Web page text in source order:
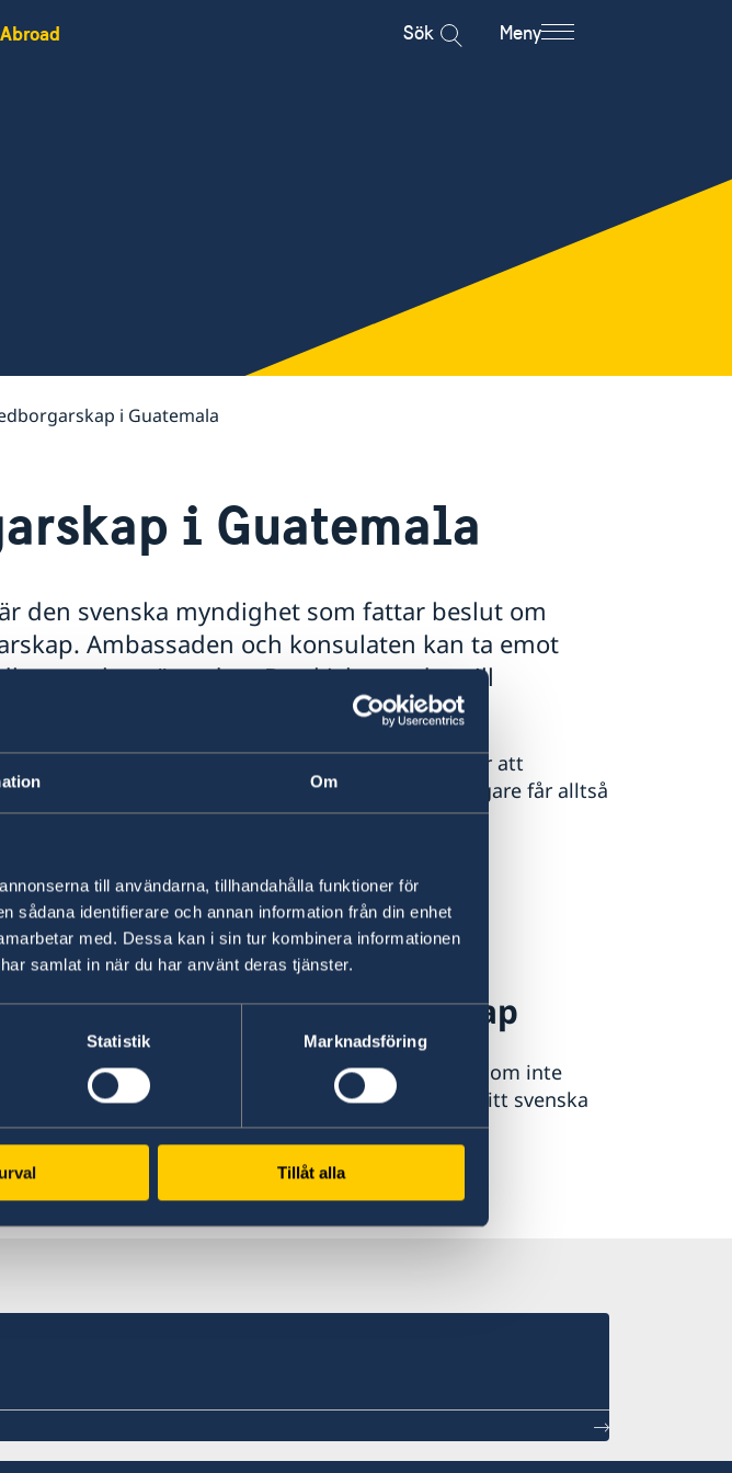
Om
till användarna, tillhandahålla funktioner för
sådana identifierare och annan information från din enhet
med. Dessa kan i sin tur kombinera informationen
samlat in när du har använt deras tjänster.
Statistik Marknadsföring
Tillåt alla
Sök Meny
i Guatemala
i Guatemala
den svenska myndighet som fattar beslut om
Ambassaden och konsulaten kan ta emot
De skickas sedan till
handlägger och tar beslut.
för medborgarskap. Det innebär att
vidare genom släktband. Barn till svenska medborgare får alltså
vid födelsen.
- på Migrationsverkets webbplats
födda utomlands
svenskt medborgarskap
födda utomlands, som aldrig har bott i Sverige och som inte
sätt som påvisar samhörighet med landet, förlorar sitt svenska
när de fyller 22 år.